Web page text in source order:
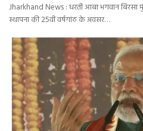
Jharkhand News : धरती आबा भगवान बिरसा
स्थापना की 25वीं वर्षगांठ के अवसर…